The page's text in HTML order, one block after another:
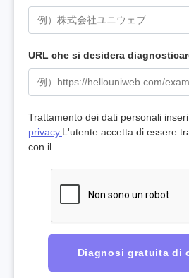
URL che si desidera
Trattamento dei dati personali
privacy. L'utente accetta di essere
con il
Diagnosi gratuita di